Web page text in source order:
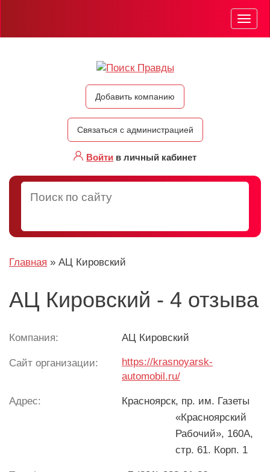
Добавить компанию
Связаться с администрацией
Войти в личный кабинет
Меню
Главная » АЦ Кировский
АЦ Кировский - 4 отзыва
Компания: АЦ Кировский
Сайт организации:
https://krasnoyarsk-
automobil.ru/
Адрес: Красноярск, пр. им. Газеты
«Красноярский
Рабочий», 160А,
стр. 61. Корп. 1